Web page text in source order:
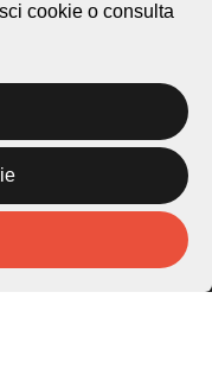
cookie o consulta